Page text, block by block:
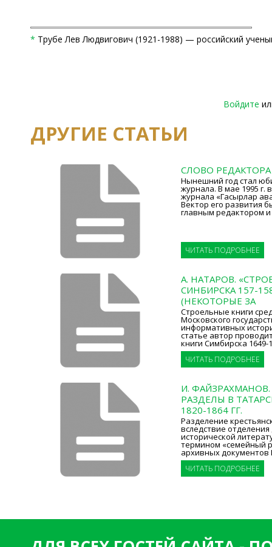
* Трубе Лев Людвигович (1921-1988) — российский
Войдите
ДРУГИЕ СТАТЬИ
СЛОВО РЕДАКТОРА
Нынешний год стал
журнала. В мае 1995
журнала «Гасырлар
Вектор его развития
главным редактором и
ЧИТАТЬ ПОДРОБНЕЕ
А. НАТАРОВ.
СИНБИРСКА 157-
(НЕКОТОРЫЕ ЗА
Строельные книги
Московского
информативных
статье автор
книги Симбирска 1649-
ЧИТАТЬ ПОДРОБНЕЕ
И.
РАЗДЕЛЫ В
1820-1864 ГГ.
Разделение
вследствие
исторической
термином «семейный
архивных документов
ЧИТАТЬ ПОДРОБНЕЕ